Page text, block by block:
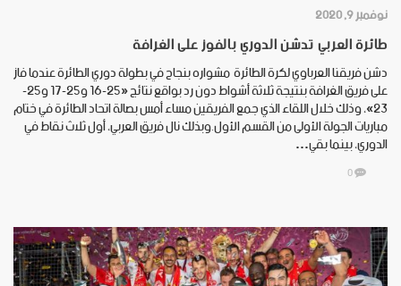
نوفمبر 9, 2020
طائرة العربي تدشن الدوري بالفوز على الغرافة
دشن فريقنا العرباوي لكرة الطائرة مشواره بنجاح في بطولة دوري الطائرة عندما فاز
على فريق الغرافة بنتيجة ثلاثة أشواط دون رد بواقع نتائج «25-16 و25-17 و25-
23»، وذلك خلال اللقاء الذي جمع الفريقين مساء أمس بصالة اتحاد الطائرة في ختام
مباريات الجولة الأولى من القسم الأول.وبذلك نال فريق العربي، أول ثلاث نقاط في
الدوري، بينما بقي…
0